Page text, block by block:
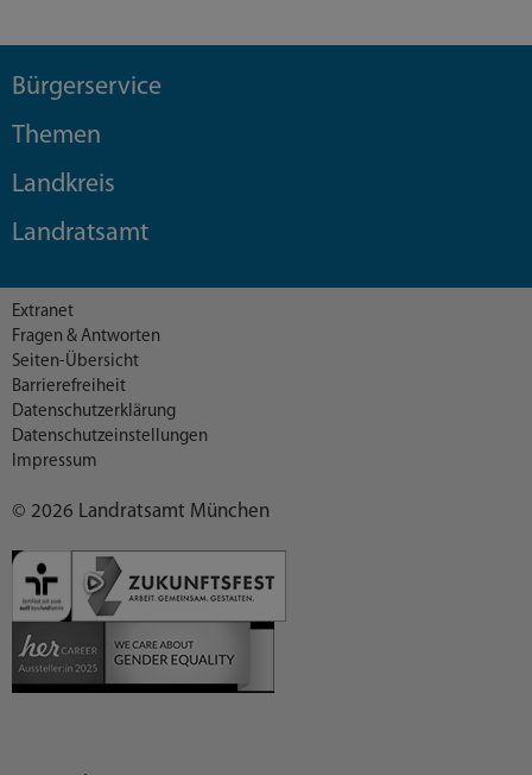
Bürgerservice
Themen
Landkreis
Landratsamt
© 2026 Landratsamt München
Extranet
Fragen & Antworten
Seiten-Übersicht
Barrierefreiheit
Datenschutzerklärung
Datenschutzeinstellungen
Impressum